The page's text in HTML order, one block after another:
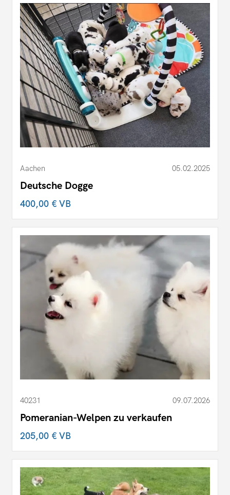
Aachen 05.02.2025
Deutsche Dogge
400,00 €VB
40231 09.07.2026
Pomeranian-Welpen zu verkaufen
205,00 €VB